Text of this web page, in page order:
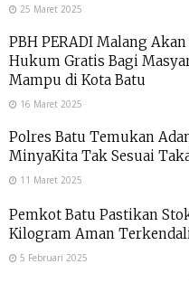
25 Maret 2025
PBH PERADI Malang
Hukum Gratis Bagi
Mampu di Kota Batu
16 Maret 2025
Polres Batu Temukan
MinyaKita Tak Sesuai
11 Maret 2025
Pemkot Batu Pastikan
Kilogram Aman
5 Februari 2025